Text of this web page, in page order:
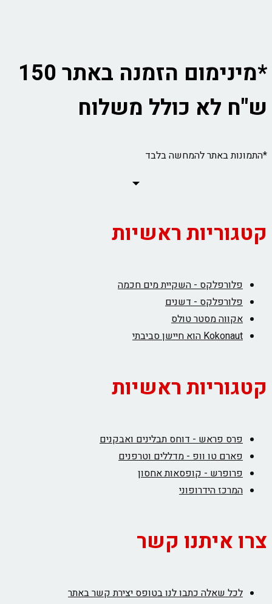
*מינימום הזמנה באתר 150
ש"ח לא כולל משלוח
*התמונות באתר להמחשה בלבד
קטגוריות ראשיות
פלורפלקס - השקיית מים חכמה
פלורפלקס - דשנים
אקווה מסטר טולס
Kokonaut הוא חיישן סביבתי
קטגוריות ראשיות
פרס פראש - דוחס תבלינים ואבקנים
פארם טו וופ - מדללים וטרפנים
פרופרש - קופסאות אחסון
המרכז הידרופוני
צרו איתנו קשר
לכל שאלה כתבו לנו בטופס יצירת קשר באתר